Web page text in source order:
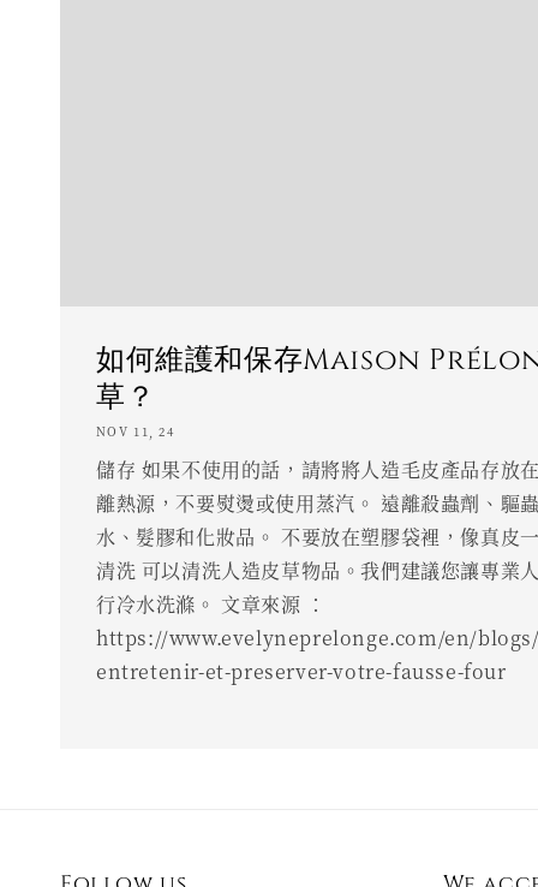
如何維護和保存Maison
草？
NOV 11, 24
儲存 如果不使用的話，請將將人造毛皮產品存放
離熱源，不要熨燙或使用蒸汽。 遠離殺蟲劑、驅
水、髮膠和化妝品。 不要放在塑膠袋裡，像真皮
清洗 可以清洗人造皮草物品。我們建議您讓專業
行冷水洗滌。 文章來源 ：
https://www.evelyneprelonge.com/en/
entretenir-et-preserver-votre-fausse-four